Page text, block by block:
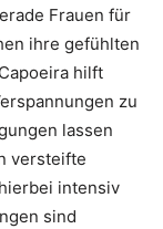
Frauen für
ihre gefühlten
hilft
zu
lassen
versteifte
intensiv
sind